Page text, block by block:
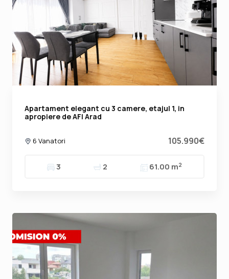
Apartament elegant cu 3 camere, etajul 1, in
apropiere de AFI Arad
6 Vanatori 105.990€
3 2 61.00 m2